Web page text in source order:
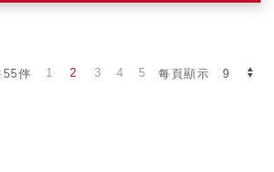
55件 每頁顯示
1 2 3 4 5